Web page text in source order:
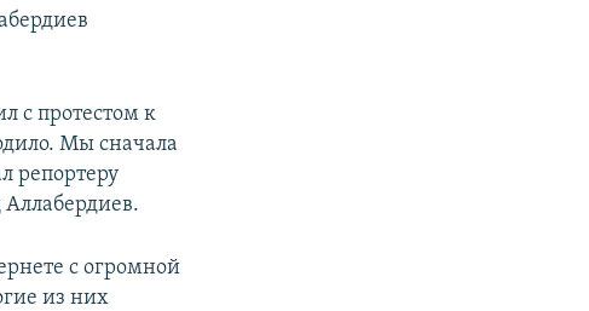
с протестом к
Мы сначала
репортеру
с огромной
из них